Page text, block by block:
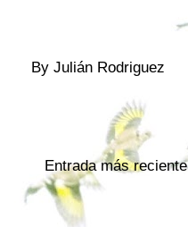
By Julián Rodriguez
Entrada más reciente